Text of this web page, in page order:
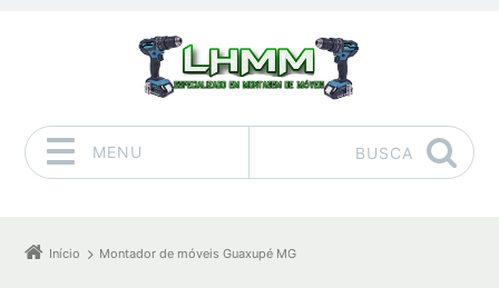
MENU BUSCA
Início Montador de móveis Guaxupé MG